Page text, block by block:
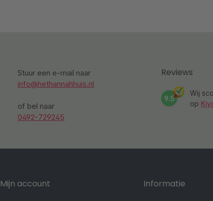
Stuur een e-mail naar
info@hethannahhuis.nl
of bel naar
0492-729245
Reviews
9.5
Wij
op
Mijn account Informatie